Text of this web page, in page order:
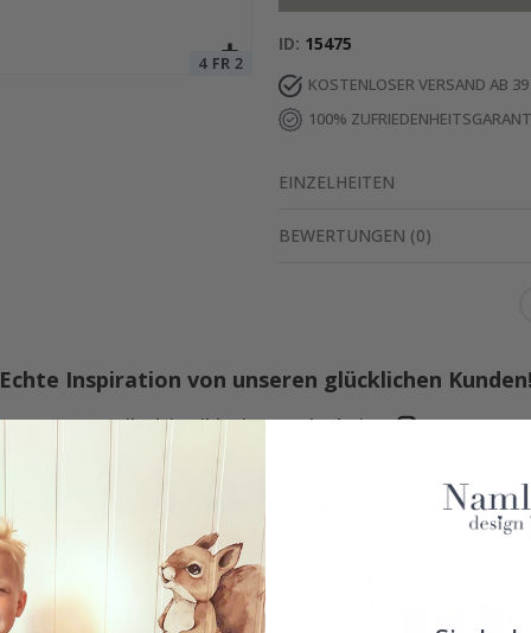
ID 15475
KOSTENLOSER VERSAND AB
100%
EINZELHEITEN
BEWERTUNGEN (0)
Echte Inspiration von unseren glücklichen
Teile dein Bild mit #namly_design
Ähnliche Produkte